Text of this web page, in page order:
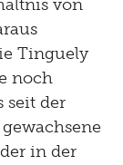
von
Tinguely
noch
seit der
in der